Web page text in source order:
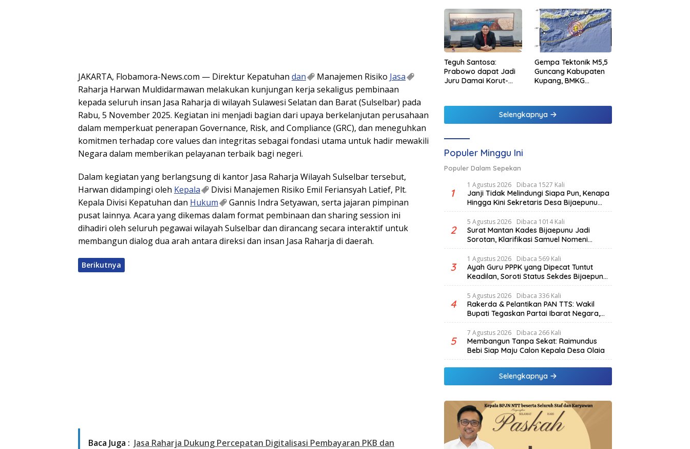
JAKARTA, Flobamora-News.com — Direktur Kepatuhan dan Manajemen Risiko Jasa
Raharja Harwan Muldidarmawan melakukan kunjungan kerja sekaligus pembinaan
kepada seluruh insan Jasa Raharja di wilayah Sulawesi Selatan dan Barat (Sulselbar) pada
Rabu, 5 November 2025. Kegiatan ini menjadi bagian dari upaya berkelanjutan perusahaan
dalam memperkuat penerapan Governance, Risk, and Compliance (GRC), dan meneguhkan
komitmen terhadap core values dan integritas sebagai fondasi utama untuk hadir mewakili
Negara dalam memberikan pelayanan terbaik bagi negeri.
Dalam kegiatan yang berlangsung di kantor Jasa Raharja Wilayah Sulselbar tersebut,
Harwan didampingi oleh Kepala
Divisi Manajemen Risiko Emil Feriansyah Latief, Plt.
Kepala Divisi Kepatuhan dan Hukum
Gannis Indra Setyawan, serta jajaran pimpinan
pusat lainnya. Acara yang dikemas dalam format pembinaan dan sharing session ini
dihadiri oleh seluruh pegawai wilayah Sulselbar dan dirancang secara interaktif untuk
membangun dialog dua arah antara direksi dan insan Jasa Raharja di daerah.
Berikutnya
Baca Juga : Jasa Raharja Dukung Percepatan Digitalisasi Pembayaran PKB dan
Teguh Santosa:
Prabowo dapat Jadi
Juru Damai Korut-
Gempa Tektonik M5,5
Guncang Kabupaten
Kupang, BMKG
Selengkapnya
Populer Minggu Ini
Populer Dalam Sepekan
1
1 Agustus 2026 Dibaca 1527 Kali
Janji Tidak Melindungi Siapa Pun, Kenapa
Hingga Kini Sekretaris Desa Bijaepunu
Masih Aktif. Berikut penjelasan Ketua
Komisi I DPRD TTS.
2
5 Agustus 2026 Dibaca 1014 Kali
Surat Mantan Kades Bijaepunu Jadi
Sorotan, Klarifikasi Samuel Nomeni
Berbeda dengan Isi Dokumen yang
Beredar
3
1 Agustus 2026 Dibaca 569 Kali
Ayah Guru PPPK yang Dipecat Tuntut
Keadilan, Soroti Status Sekdes Bijaepunu
yang Masih Aktif Bekerja
4
5 Agustus 2026 Dibaca 336 Kali
Rakerda & Pelantikan PAN TTS: Wakil
Bupati Tegaskan Partai Ibarat Negara,
SPK Buka Kabar Sawah 3.000 Hektar &
Larangan Politik Uang
5
7 Agustus 2026 Dibaca 266 Kali
Membangun Tanpa Sekat: Raimundus
Bebi Siap Maju Calon Kepala Desa Olaia
Selengkapnya